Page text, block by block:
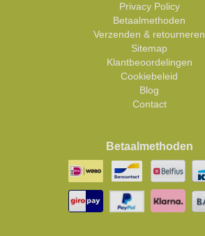
Privacy Policy
Betaalmethoden
Verzenden & retourneren
Sitemap
Klantbeoordelingen
Cookiebeleid
Blog
Contact
Betaalmethoden